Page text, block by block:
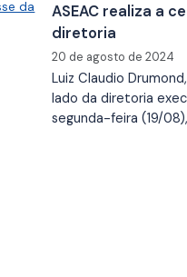
ASEAC realiza a
diretoria
20 de agosto de 2024
Luiz Claudio
lado da diretoria
segunda-feira (19/